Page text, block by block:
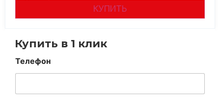
КУПИТЬ
Купить в 1 клик
Телефон